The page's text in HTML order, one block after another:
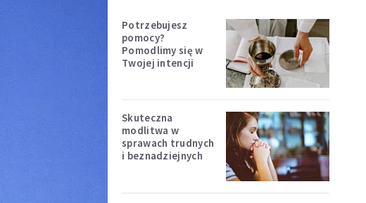
Potrzebujesz
pomocy?
Pomodlimy się w
Twojej intencji
Skuteczna
modlitwa w
sprawach trudnych
i beznadziejnych